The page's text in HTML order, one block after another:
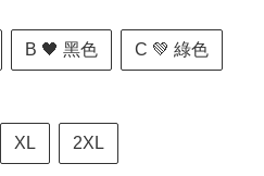
B 🖤 黑色 C 💚 綠色
XL 2XL